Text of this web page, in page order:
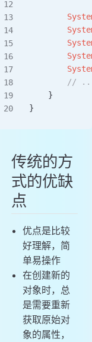
//
    }
}
传统的方
式的优缺
点
优点是比较
好理解，简
单易操作
在创建新的
对象时，总
是需要重新
获取原始对
象的属性，